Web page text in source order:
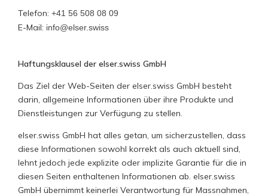
Telefon: +41 56 508 08 09
E-Mail: info@elser.swiss
Haftungsklausel der elser.swiss GmbH
Das Ziel der Web-Seiten der elser.swiss GmbH besteht
darin, allgemeine Informationen über ihre Produkte und
Dienstleistungen zur Verfügung zu stellen.
elser.swiss GmbH hat alles getan, um sicherzustellen, dass
diese Informationen sowohl korrekt als auch aktuell sind,
lehnt jedoch jede explizite oder implizite Garantie für die in
diesen Seiten enthaltenen Informationen ab. elser.swiss
GmbH übernimmt keinerlei Verantwortung für Massnahmen,